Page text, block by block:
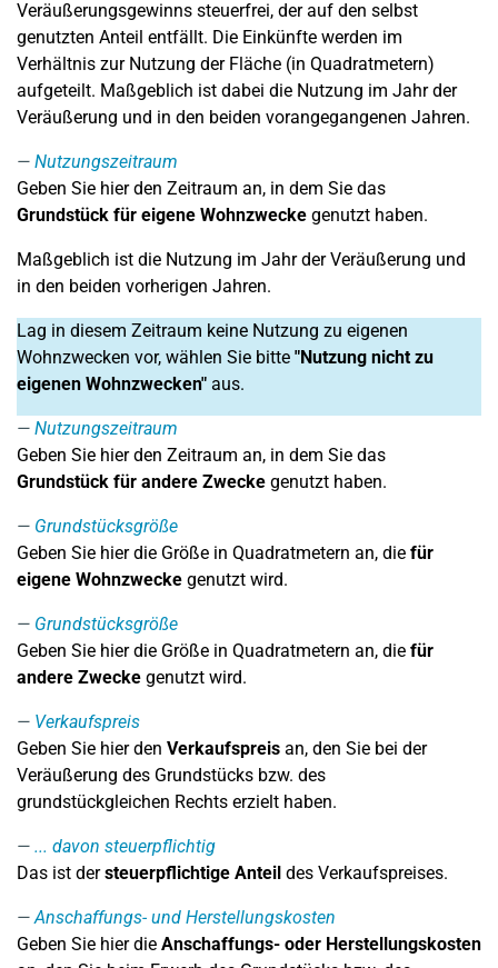
Veräußerungsgewinns steuerfrei, der auf den selbst
genutzten Anteil entfällt. Die Einkünfte werden im
Verhältnis zur Nutzung der Fläche (in Quadratmetern)
aufgeteilt. Maßgeblich ist dabei die Nutzung im Jahr der
Veräußerung und in den beiden vorangegangenen Jahren.
Nutzungszeitraum
Geben Sie hier den Zeitraum an, in dem Sie das
Grundstück für eigene Wohnzwecke genutzt haben.
Maßgeblich ist die Nutzung im Jahr der Veräußerung und
in den beiden vorherigen Jahren.
Lag in diesem Zeitraum keine Nutzung zu eigenen
Wohnzwecken vor, wählen Sie bitte "Nutzung nicht zu
eigenen Wohnzwecken" aus.
Nutzungszeitraum
Geben Sie hier den Zeitraum an, in dem Sie das
Grundstück für andere Zwecke genutzt haben.
Grundstücksgröße
Geben Sie hier die Größe in Quadratmetern an, die für
eigene Wohnzwecke genutzt wird.
Grundstücksgröße
Geben Sie hier die Größe in Quadratmetern an, die für
andere Zwecke genutzt wird.
Verkaufspreis
Geben Sie hier den Verkaufspreis an, den Sie bei der
Veräußerung des Grundstücks bzw. des
grundstückgleichen Rechts erzielt haben.
... davon steuerpflichtig
Das ist dersteuerpflichtige Anteil des Verkaufspreises.
Anschaffungs- und Herstellungskosten
Geben Sie hier die Anschaffungs- oder Herstellungskosten